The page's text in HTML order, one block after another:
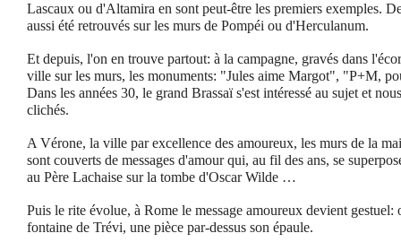
Lascaux ou d'Altamira en sont peut-être les premiers exemples.
aussi été retrouvés sur les murs de Pompéi ou d'Herculanum.
Et depuis, l'on en trouve partout: à la campagne, gravés dans
ville sur les murs, les monuments: "Jules aime Margot", "P+M,
Dans les années 30, le grand Brassaï s'est intéressé au sujet et
clichés.
A Vérone, la ville par excellence des amoureux, les murs de la
sont couverts de messages d'amour qui, au fil des ans, se
au Père Lachaise sur la tombe d'Oscar Wilde …
Puis le rite évolue, à Rome le message amoureux devient gestuel:
fontaine de Trévi, une pièce par-dessus son épaule.